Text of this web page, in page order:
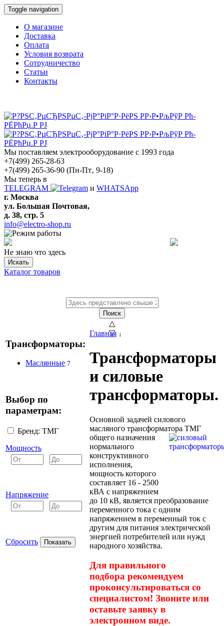
Toggle navigation
О магазине
Доставка
Оплата
Условия возврата
Сотрудничество
Статьи
Контакты
Мы поставляем электрооборудование с 1993 года
+7(499) 265-28-63
+7(499) 265-36-90 (Пн-Пт‚ 9-18)
Мы теперь в
TELEGRAM
и WHATSApp
г. Москва
ул. Большая Почтовая,
д. 38, стр. 5
info@electro-shop.ru
Не знаю что здесь
Искать
Каталог товаров
Поиск
△
▽
Трансформаторы:
Маслянные 7
Выбор по
параметрам:
Бренд: ТМГ
Мощность
Напряжение
Сбросить
Главная ↓
Трансформаторы
и силовые
трансформаторы.
Основной задачей силового
масляного трансформатора ТМГ
общего назначения
нормального
конструктивного
исполнения,
мощность которого
составляет 16 - 2500
кВА с напряжением
до 10 кВ, является преобразование
переменного тока с одним
напряжением в переменный ток с
другим для питания электрической
энергией потребителей или нужд
народного хозяйства.
Для правильного
подбора рекомендуем
проконсультироваться со
специалистом! Звоните или
оставьте заявку в
электронном виде.